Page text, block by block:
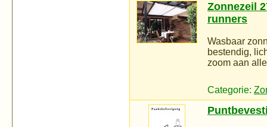
Zonnezeil
runners
Wasbaar
bestendig,
zoom aan
Categorie: